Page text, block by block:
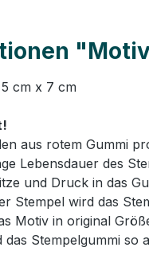
cm x 7 cm
aus rotem Gummi
Lebensdauer des
und Druck in das
Stempel wird das
Motiv in original
das Stempelgummi